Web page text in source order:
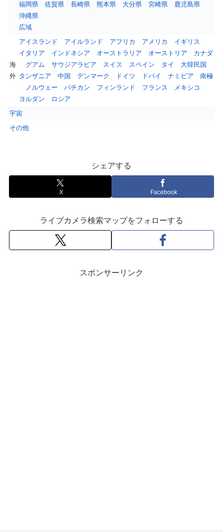
福岡県
佐賀県 長崎県 熊本県 大分県 宮崎県
鹿児島県
沖縄県
広域
海
外
アイスランド アイルランド アフリカ アメリカ
イギリス
イタリア
インドネシア オーストラリア オーストリア
カナダ
グアム
サウジアラビア スイス スペイン タイ
大韓民国
タンザニア
中国 デンマーク ドイツ ドバイ ナミビア
南極
ノルウェー
バチカン フィンランド フランス
メキシコ
ヨルダン
ロシア
宇宙
その他
シェアする
X Facebook
ライブカメラ検索マップをフォローする
スポンサーリンク